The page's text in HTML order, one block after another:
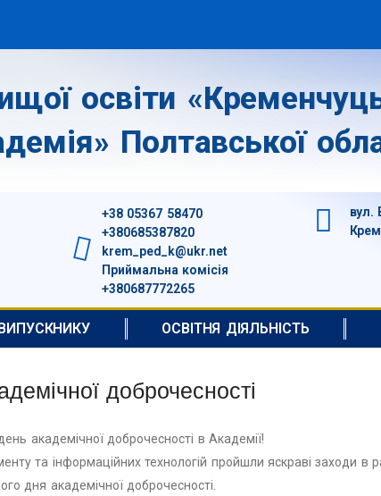
освіти
Полтавської
+38 05367 58470
+380685387820
krem_ped_k@ukr.net
Приймальна комісія
+380687772265
вул.
ОСВІТНЯ ДІЯЛЬНІСТЬ
доброчесності
академічної доброчесності в Академії!
та інформаційних технологій пройшли яскраві заходи в
дня академічної доброчесності.